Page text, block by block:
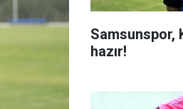
Samsunspor,
hazır!